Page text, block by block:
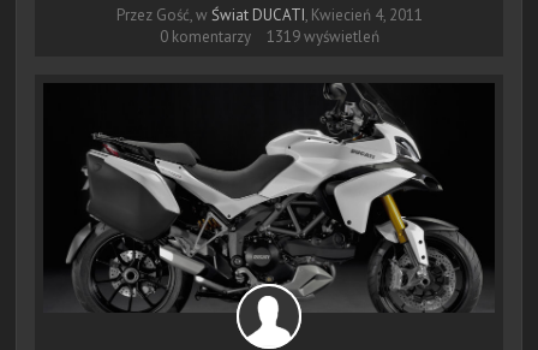
Przez Gość, w Świat DUCATI, Kwiecień 4, 2011
0 komentarzy
1319 wyświetleń